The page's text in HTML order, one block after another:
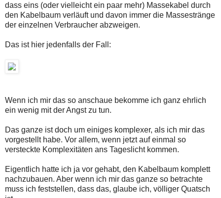
dass eins (oder vielleicht ein paar mehr) Massekabel durch
den Kabelbaum verläuft und davon immer die Massestränge
der einzelnen Verbraucher abzweigen.
Das ist hier jedenfalls der Fall:
Wenn ich mir das so anschaue bekomme ich ganz ehrlich
ein wenig mit der Angst zu tun.
Das ganze ist doch um einiges komplexer, als ich mir das
vorgestellt habe. Vor allem, wenn jetzt auf einmal so
versteckte Komplexitäten ans Tageslicht kommen.
Eigentlich hatte ich ja vor gehabt, den Kabelbaum komplett
nachzubauen. Aber wenn ich mir das ganze so betrachte
muss ich feststellen, dass das, glaube ich, völliger Quatsch